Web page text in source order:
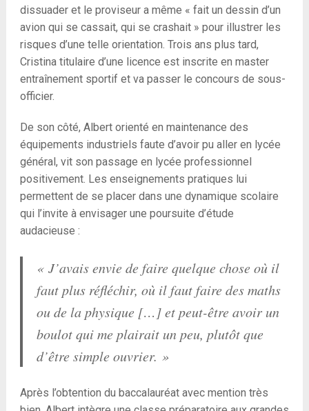
dissuader et le proviseur a même « fait un dessin d’un
avion qui se cassait, qui se crashait » pour illustrer les
risques d’une telle orientation. Trois ans plus tard,
Cristina titulaire d’une licence est inscrite en master
entraînement sportif et va passer le concours de sous-
officier.
De son côté, Albert orienté en maintenance des
équipements industriels faute d’avoir pu aller en lycée
général, vit son passage en lycée professionnel
positivement. Les enseignements pratiques lui
permettent de se placer dans une dynamique scolaire
qui l’invite à envisager une poursuite d’étude
audacieuse :
« J’avais envie de faire quelque chose où il
faut plus réfléchir, où il faut faire des maths
ou de la physique […] et peut-être avoir un
boulot qui me plairait un peu, plutôt que
d’être simple ouvrier. »
Après l’obtention du baccalauréat avec mention très